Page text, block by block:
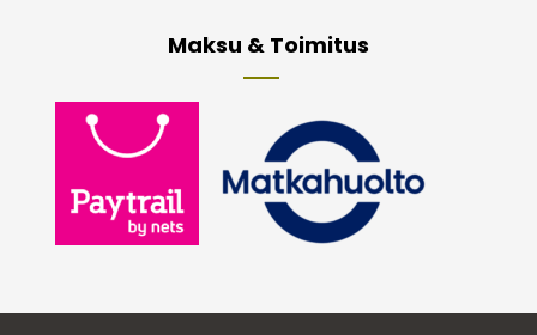
Maksu & Toimitus